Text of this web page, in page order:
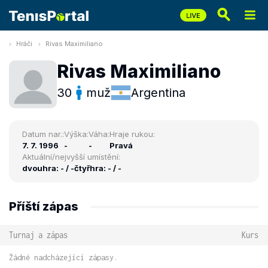
Hráči Rivas Maximiliano
Rivas Maximiliano
30 muž Argentina
Datum nar.:
7. 7. 1996
Výška:
-
Váha:
-
Hraje rukou:
Pravá
Aktuální/nejvyšší umístění:
dvouhra: - / -čtyřhra: - / -
Příští zápas
Turnaj a zápas Kurs
Žádné nadcházející zápasy.